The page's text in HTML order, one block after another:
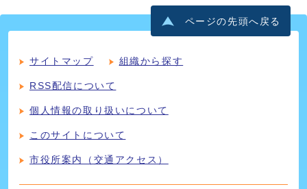
ページの先頭へ戻る
サイトマップ 組織から探す
RSS配信について
個人情報の取り扱いについて
このサイトについて
市役所案内（交通アクセス）